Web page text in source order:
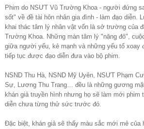
Phim do NSƯT Vũ Trường Khoa - người đứng
sốt" về đề tài hôn nhân gia đình - làm đạo diễn.
khai thác tâm lý nhân vật vốn là sở trường của
Trường Khoa. Những màn tâm lý "nặng đô",
giữa người yếu, kẻ mạnh và những yếu tố xoay
tiếp tục được đạo diễn đưa vào bộ phim.
NSND Thu Hà, NSND Mỹ Uyên, NSƯT Phạm
Sự, Lương Thu Trang… đều là những gương
khán giả truyền hình nhưng họ sẽ làm mới phim
diễn chưa từng thử sức trước đó.
Đặc biệt, khán giả sẽ thấy màu sắc mới mẻ của